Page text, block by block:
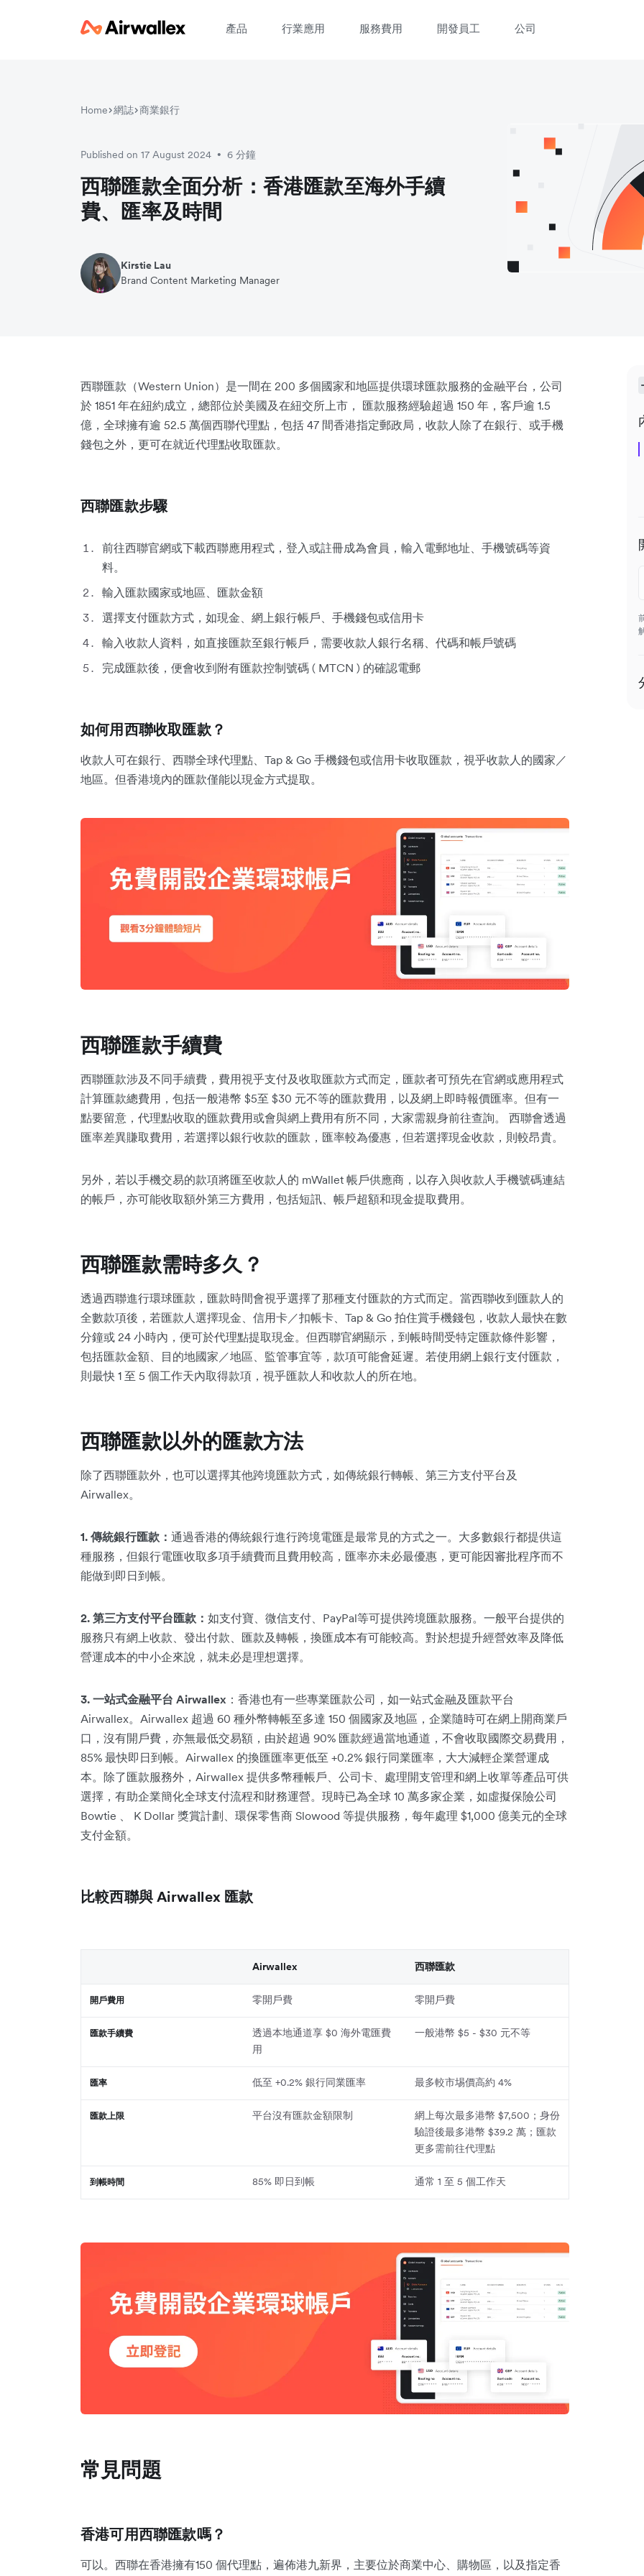
產品 行業應用 服務費用 開發員工 公司
Home 網誌 商業銀行
Published on 17 August 2024 • 6 分鐘
西聯匯款全面分析：香港匯款至海外手續
費、匯率及時間
Kirstie Lau
Brand Content Marketing Manager
西聯匯款（Western Union）是一間在 200 多個國家和地區提供環球匯款服務的金融平台，公司
於 1851 年在紐約成立，總部位於美國及在紐交所上市， 匯款服務經驗超過 150 年，客戶逾 1.5
億，全球擁有逾 52.5 萬個西聯代理點，包括 47 間香港指定郵政局，收款人除了在銀行、或手機
錢包之外，更可在就近代理點收取匯款。
西聯匯款步驟
前往西聯官網或下載西聯應用程式，登入或註冊成為會員，輸入電郵地址、手機號碼等資
料。
輸入匯款國家或地區、匯款金額
選擇支付匯款方式，如現金、網上銀行帳戶、手機錢包或信用卡
輸入收款人資料，如直接匯款至銀行帳戶，需要收款人銀行名稱、代碼和帳戶號碼
完成匯款後，便會收到附有匯款控制號碼 ( MTCN ) 的確認電郵
如何用西聯收取匯款？
收款人可在銀行、西聯全球代理點、Tap & Go 手機錢包或信用卡收取匯款，視乎收款人的國家／
地區。但香港境內的匯款僅能以現金方式提取。
西聯匯款手續費
西聯匯款涉及不同手續費，費用視乎支付及收取匯款方式而定，匯款者可預先在官網或應用程式
計算匯款總費用，包括一般港幣 $5至 $30 元不等的匯款費用，以及網上即時報價匯率。但有一
點要留意，代理點收取的匯款費用或會與網上費用有所不同，大家需親身前往查詢。 西聯會透過
匯率差異賺取費用，若選擇以銀行收款的匯款，匯率較為優惠，但若選擇現金收款，則較昂貴。
另外，若以手機交易的款項將匯至收款人的 mWallet 帳戶供應商，以存入與收款人手機號碼連結
的帳戶，亦可能收取額外第三方費用，包括短訊、帳戶超額和現金提取費用。
西聯匯款需時多久？
透過西聯進行環球匯款，匯款時間會視乎選擇了那種支付匯款的方式而定。當西聯收到匯款人的
全數款項後，若匯款人選擇現金、信用卡／扣帳卡、Tap & Go 拍住賞手機錢包，收款人最快在數
分鐘或 24 小時內，便可於代理點提取現金。但西聯官網顯示，到帳時間受特定匯款條件影響，
包括匯款金額、目的地國家／地區、監管事宜等，款項可能會延遲。若使用網上銀行支付匯款，
則最快 1 至 5 個工作天內取得款項，視乎匯款人和收款人的所在地。
西聯匯款以外的匯款方法
除了西聯匯款外，也可以選擇其他跨境匯款方式，如傳統銀行轉帳、第三方支付平台及
Airwallex。
1. 傳統銀行匯款： 通過香港的傳統銀行進行跨境電匯是最常見的方式之一。大多數銀行都提供這
種服務，但銀行電匯收取多項手續費而且費用較高，匯率亦未必最優惠，更可能因審批程序而不
能做到即日到帳。
2. 第三方支付平台匯款： 如支付寶、微信支付、PayPal等可提供跨境匯款服務。一般平台提供的
服務只有網上收款、發出付款、匯款及轉帳，換匯成本有可能較高。對於想提升經營效率及降低
營運成本的中小企來說，就未必是理想選擇。
3. 一站式金融平台 Airwallex ：香港也有一些專業匯款公司，如一站式金融及匯款平台
Airwallex。Airwallex 超過 60 種外幣轉帳至多達 150 個國家及地區，企業隨時可在網上開商業戶
口，沒有開戶費，亦無最低交易額，由於超過 90% 匯款經過當地通道，不會收取國際交易費用，
85% 最快即日到帳。Airwallex 的換匯匯率更低至 +0.2% 銀行同業匯率，大大減輕企業營運成
本。除了匯款服務外，Airwallex 提供多幣種帳戶、公司卡、處理開支管理和網上收單等產品可供
選擇，有助企業簡化全球支付流程和財務運營。現時已為全球 10 萬多家企業，如虛擬保險公司
Bowtie 、 K Dollar 獎賞計劃、環保零售商 Slowood 等提供服務，每年處理 $1,000 億美元的全球
支付金額。
比較西聯與 Airwallex 匯款
Airwallex 西聯匯款
開戶費用 零開戶費 零開戶費
匯款手續費
透過本地通道享 $0 海外電匯費
用
一般港幣 $5 - $30 元不等
匯率 低至 +0.2% 銀行同業匯率 最多較市埸價高約 4%
匯款上限 平台沒有匯款金額限制
網上每次最多港幣 $7,500；身份
驗證後最多港幣 $39.2 萬；匯款
更多需前往代理點
到帳時間 85% 即日到帳 通常 1 至 5 個工作天
常見問題
香港可用西聯匯款嗎？
可以。西聯在香港擁有150 個代理點，遍佈港九新界，主要位於商業中心、購物區，以及指定香